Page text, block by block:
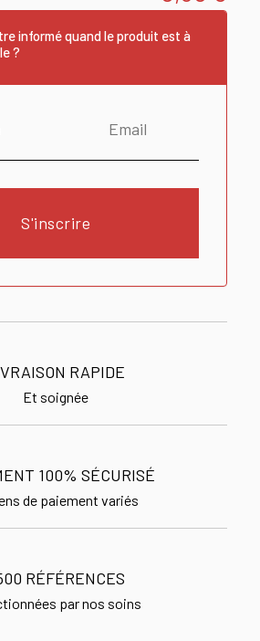
informé quand le produit est à
?
S'inscrire
RAPIDE
Et soignée
100% SÉCURISÉ
de paiement variés
RÉFÉRENCES
par nos soins